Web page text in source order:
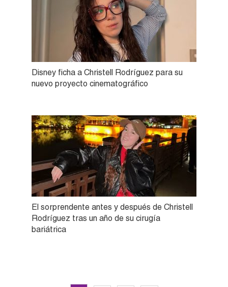
Disney ficha a Christell Rodríguez para su
nuevo proyecto cinematográfico
El sorprendente antes y después de Christell
Rodríguez tras un año de su cirugía
bariátrica